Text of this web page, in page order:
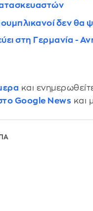
δεν
στη Γερμανία -
και
Google News και